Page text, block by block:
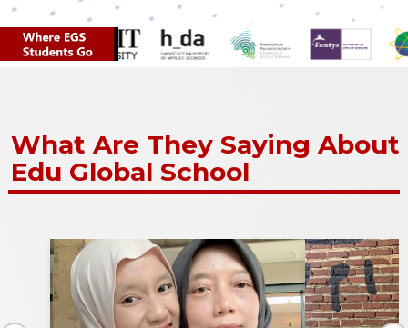
What Are They Saying About
Edu Global School